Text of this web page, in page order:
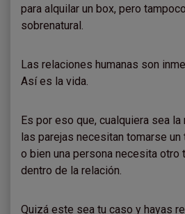
para alquilar un box, pero
sobrenatural.
Las relaciones humanas son
Así es la vida.
Es por eso que, cualquiera sea
las parejas necesitan tomarse
o bien una persona necesita otro
dentro de la relación.
Quizá este sea tu caso y hayas